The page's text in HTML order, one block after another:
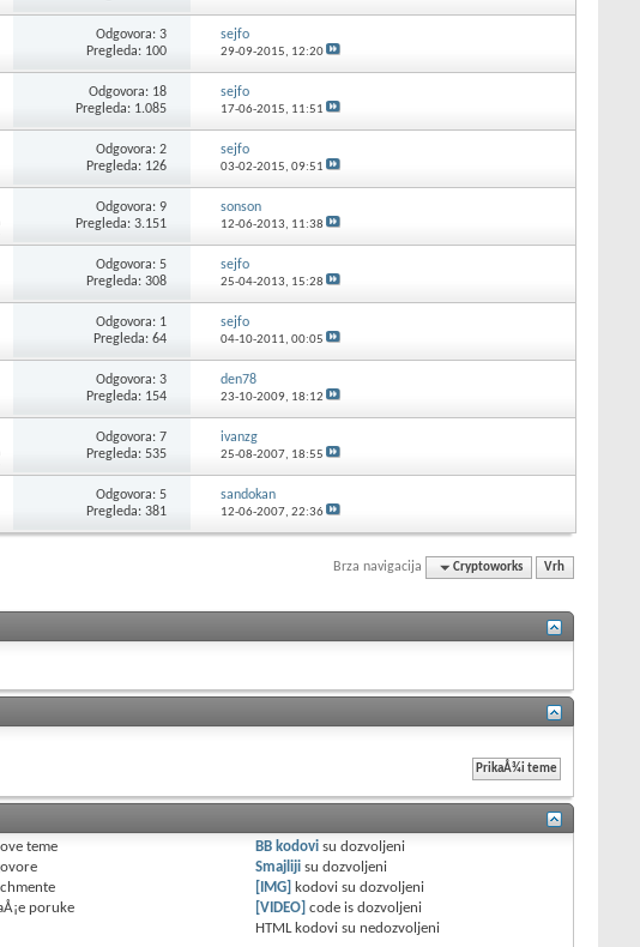
Odgovora: 3
Pregleda: 100
sejfo
29-09-2015, 12:20
Odgovora: 18
Pregleda: 1.085
sejfo
17-06-2015, 11:51
Odgovora: 2
Pregleda: 126
sejfo
03-02-2015, 09:51
Odgovora: 9
Pregleda: 3.151
sonson
12-06-2013, 11:38
Odgovora: 5
Pregleda: 308
sejfo
25-04-2013, 15:28
Odgovora: 1
Pregleda: 64
sejfo
04-10-2011, 00:05
Odgovora: 3
Pregleda: 154
den78
23-10-2009, 18:12
Odgovora: 7
Pregleda: 535
ivanzg
25-08-2007, 18:55
Odgovora: 5
Pregleda: 381
sandokan
12-06-2007, 22:36
Brza navigacija Cryptoworks Vrh
teme
poruke
BB kodovi sudozvoljeni
Smajliji sudozvoljeni
[IMG] kodovi sudozvoljeni
[VIDEO] code isdozvoljeni
HTML kodovi su nedozvoljeni